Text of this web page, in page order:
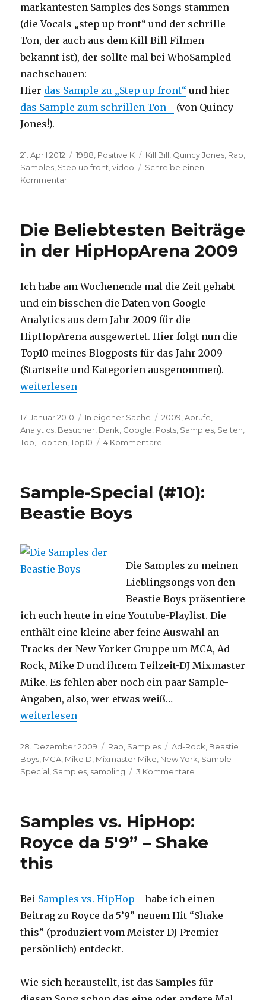
markantesten Samples des Songs stammen
(die Vocals „step up front“ und der schrille
Ton, der auch aus dem Kill Bill Filmen
bekannt ist), der sollte mal bei WhoSampled
nachschauen:
Hier das Sample zu „Step up front“ und hier
das Sample zum schrillen Ton
(von Quincy
Jones!).
Veröffentlicht
am
21. April 2012 Kategorien
1988 Positive K Schlagwörter
Kill Bill Quincy Jones Rap
Samples Step up front ,video
Schreibe einen
Kommentarzu
Step
Front
Die Beliebtesten Beiträge
in der HipHopArena 2009
Ich habe am Wochenende mal die Zeit gehabt
und ein bisschen die Daten von Google
Analytics aus dem Jahr 2009 für die
HipHopArena ausgewertet. Hier folgt nun die
Top10 meines Blogposts für das Jahr 2009
(Startseite und Kategorien ausgenommen).
„Die Beliebtesten Beiträge in der HipHopArena
weiterlesen
Veröffentlicht
am
17. Januar 2010 Kategorien
In eigener Sache Schlagwörter
2009 ,Abrufe
Analytics Besucher Dank Google Posts Samples Seiten
Top ,Top ten ,Top10 4 Kommentare
in
der
Sample-Special (#10):
Beastie Boys
Die Samples zu meinen
Lieblingsongs von den
Beastie Boys präsentiere
ich euch heute in eine Youtube-Playlist. Die
enthält eine kleine aber feine Auswahl an
Tracks der New Yorker Gruppe um MCA, Ad-
Rock, Mike D und ihrem Teilzeit-DJ Mixmaster
Mike. Es fehlen aber noch ein paar Sample-
Angaben, also, wer etwas weiß…
„Sample-Special (#10): Beastie Boys“
weiterlesen
Veröffentlicht
am
28. Dezember 2009 Kategorien
Rap Samples Schlagwörter
Ad-Rock Beastie
Boys MCA Mike D Mixmaster Mike New York Sample-
Special Samples sampling 3 Kommentare
Samples vs. HipHop:
Royce da 5'9” – Shake
this
Bei Samples vs. HipHop
habe ich einen
Beitrag zu Royce da 5’9” neuem Hit “Shake
this” (produziert vom Meister DJ Premier
persönlich) entdeckt.
Wie sich heraustellt, ist das Samples für